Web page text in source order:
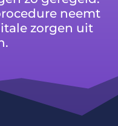
neemt
zorgen uit